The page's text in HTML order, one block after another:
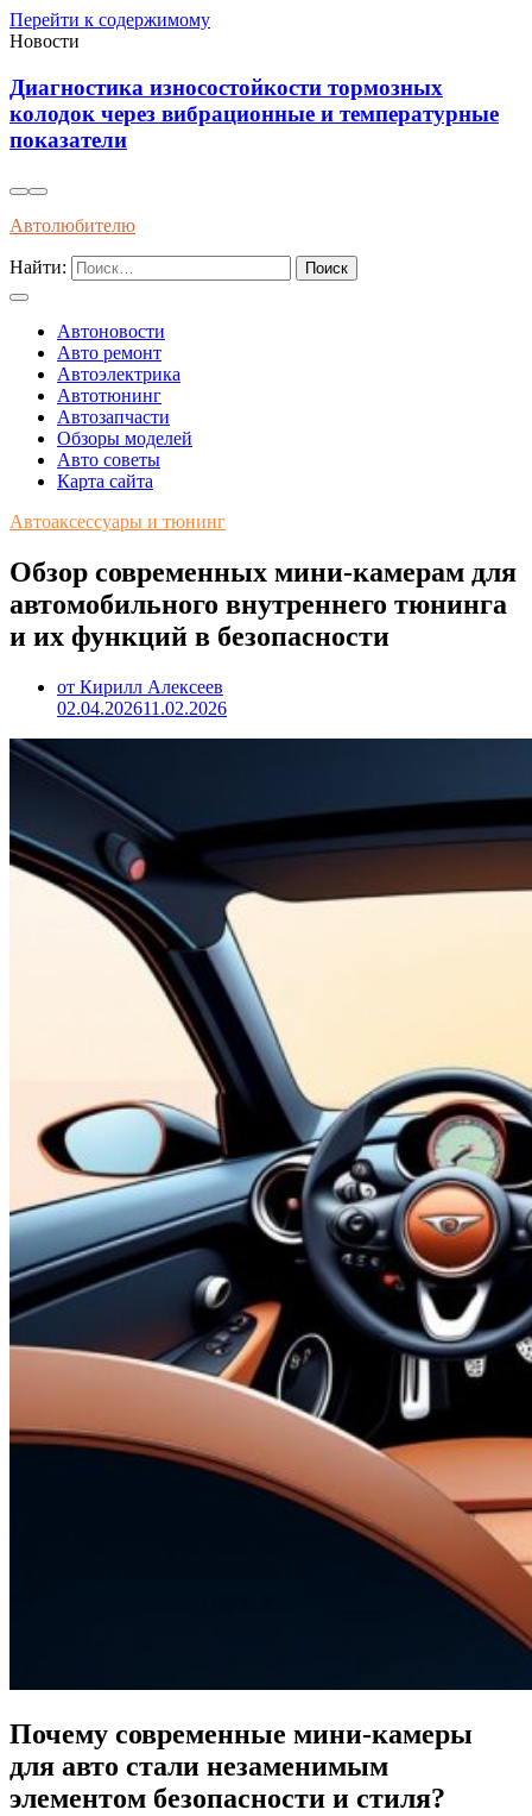
Перейти к содержимому
Новости
Диагностика износостойкости тормозных
колодок через вибрационные и температурные
показатели
Автолюбителю
Найти:
Автоновости
Авто ремонт
Автоэлектрика
Автотюнинг
Автозапчасти
Обзоры моделей
Авто советы
Карта сайта
Автоаксессуары и тюнинг
Обзор современных мини-камерам для
автомобильного внутреннего тюнинга
и их функций в безопасности
от Кирилл Алексеев
02.04.202611.02.2026
Почему современные мини-камеры
для авто стали незаменимым
элементом безопасности и стиля?